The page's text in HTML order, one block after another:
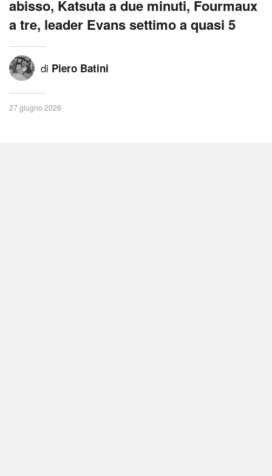
abisso, Katsuta a due minuti, Fourmaux
a tre, leader Evans settimo a quasi 5
di Piero Batini
27 giugno 2026